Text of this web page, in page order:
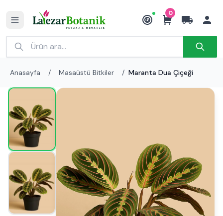
₺
0
Anasayfa / Masaüstü Bitkiler / Maranta Dua Çiçeği